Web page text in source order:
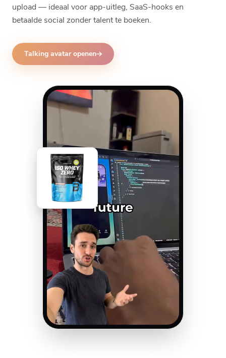
upload — ideaal voor app-uitleg, SaaS-hooks en
betaalde social zonder talent te boeken.
Talking avatar openen